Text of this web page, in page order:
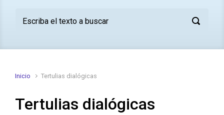
Inicio Tertulias dialógicas
Tertulias dialógicas